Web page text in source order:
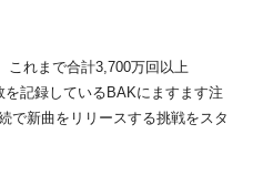
これまで合計3,700万回以上
を記録しているBAKにますます注
で新曲をリリースする挑戦をスタ